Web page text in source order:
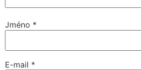
Jméno *
E-mail *